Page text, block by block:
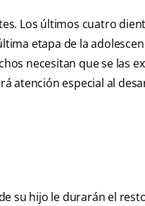
Los últimos cuatro
etapa de la
necesitan que se las
atención especial al
su hijo le durarán el